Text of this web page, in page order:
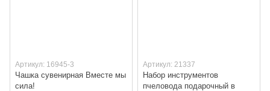
Артикул: 16945-3
Чашка сувенирная Вместе мы
сила!
Артикул: 21337
Набор инструментов
пчеловода подарочный в